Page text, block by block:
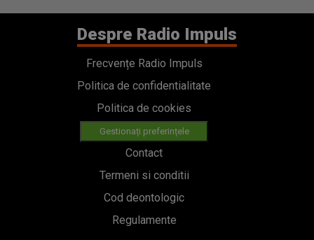
Despre Radio Impuls
Frecvențe Radio Impuls
Politica de confidentialitate
Politica de cookies
Gestionați preferințele
Contact
Termeni si conditii
Cod deontologic
Regulamente